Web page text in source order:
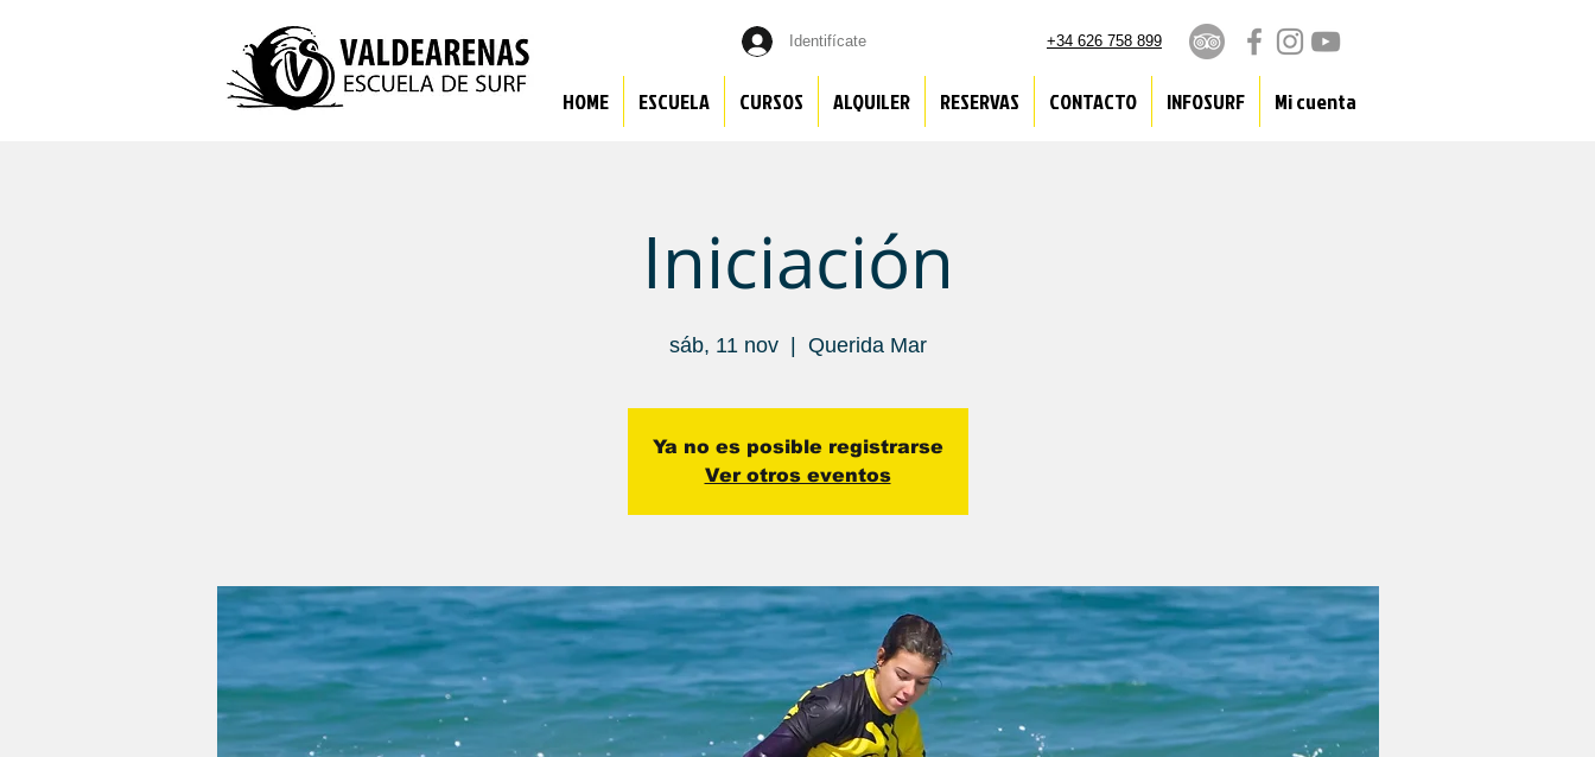
Identifícate +34 626 758 899
HOME ESCUELA CURSOS ALQUILER RESERVAS CONTACTO INFOSURF Mi cuenta
Iniciación
sáb, 11 nov
  |
Querida Mar
Ya no es posible registrarse
Ver otros eventos